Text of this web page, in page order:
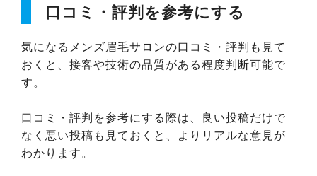
口コミ・評判を参考にする
気になるメンズ眉毛サロンの口コミ・評判も見て
おくと、接客や技術の品質がある程度判断可能で
す。
口コミ・評判を参考にする際は、良い投稿だけで
なく悪い投稿も見ておくと、よりリアルな意見が
わかります。